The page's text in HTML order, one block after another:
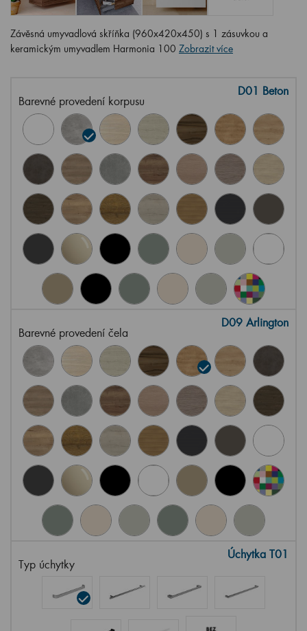
Závěsná umyvadlová skříňka (960x420x450) s 1 zásuvkou a
keramickým umyvadlem Harmonia 100 Zobrazit více
Barevné provedení korpusu
D01 Beton
Barevné provedení čela
D09 Arlington
Typ úchytky
Úchytka T01